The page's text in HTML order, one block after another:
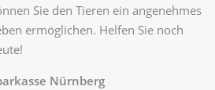
Sie den Tieren ein angenehmes
ermöglichen. Helfen Sie noch
Nürnberg